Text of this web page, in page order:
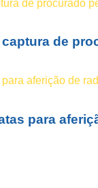
de
para